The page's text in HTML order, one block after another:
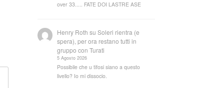
over 33..... FATE DOI LASTRE ASE
Henry Roth suSoleri rientra (e
spera), per ora restano tutti in
gruppo con Turati
5 Agosto 2026
Possibile che u tifosi siano a questo
livello? Io mi dissocio.